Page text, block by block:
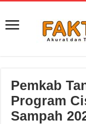
Pemkab
Program
Sampah